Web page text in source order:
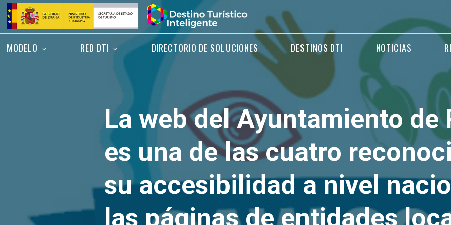
Saltar
contenido
Inicio
MODELO RED DTI DIRECTORIO DE SOLUCIONES DESTINOS DTI NOTICIAS
La web del Ayuntamiento de
es una de las cuatro
su accesibilidad a nivel
las páginas de entidades